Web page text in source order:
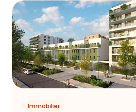
Immobilier